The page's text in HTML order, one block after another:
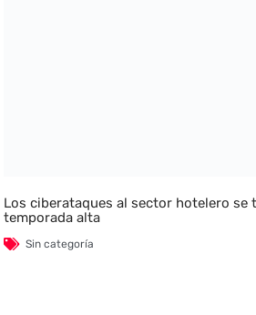
Los ciberataques al sector hotelero se
temporada alta
Sin categoría